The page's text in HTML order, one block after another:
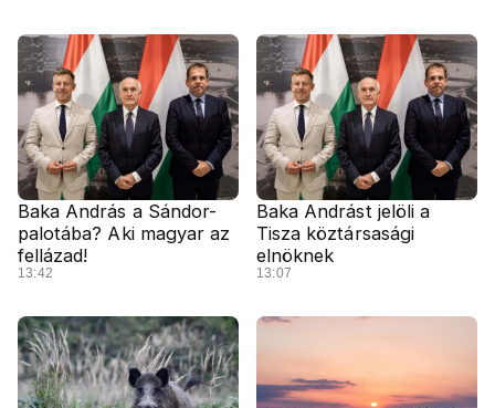
Baka András a Sándor-
palotába? Aki magyar az
fellázad!
13:42
Baka Andrást jelöli a
Tisza köztársasági
elnöknek
13:07